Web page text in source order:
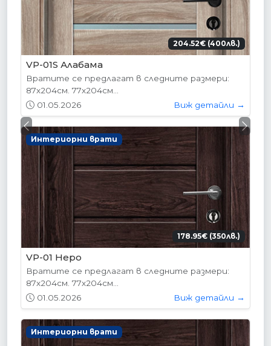
204.52€ (400лв.)
VP-01S Алабама
Вратите се предлагат в следните размери:
87х204см. 77х204см...
01.05.2026
Виж детайли →
Интериорни врати
178.95€ (350лв.)
VP-01 Hepo
Вратите се предлагат в следните размери:
87х204см. 77х204см...
01.05.2026
Виж детайли →
Интериорни врати
Previous Next